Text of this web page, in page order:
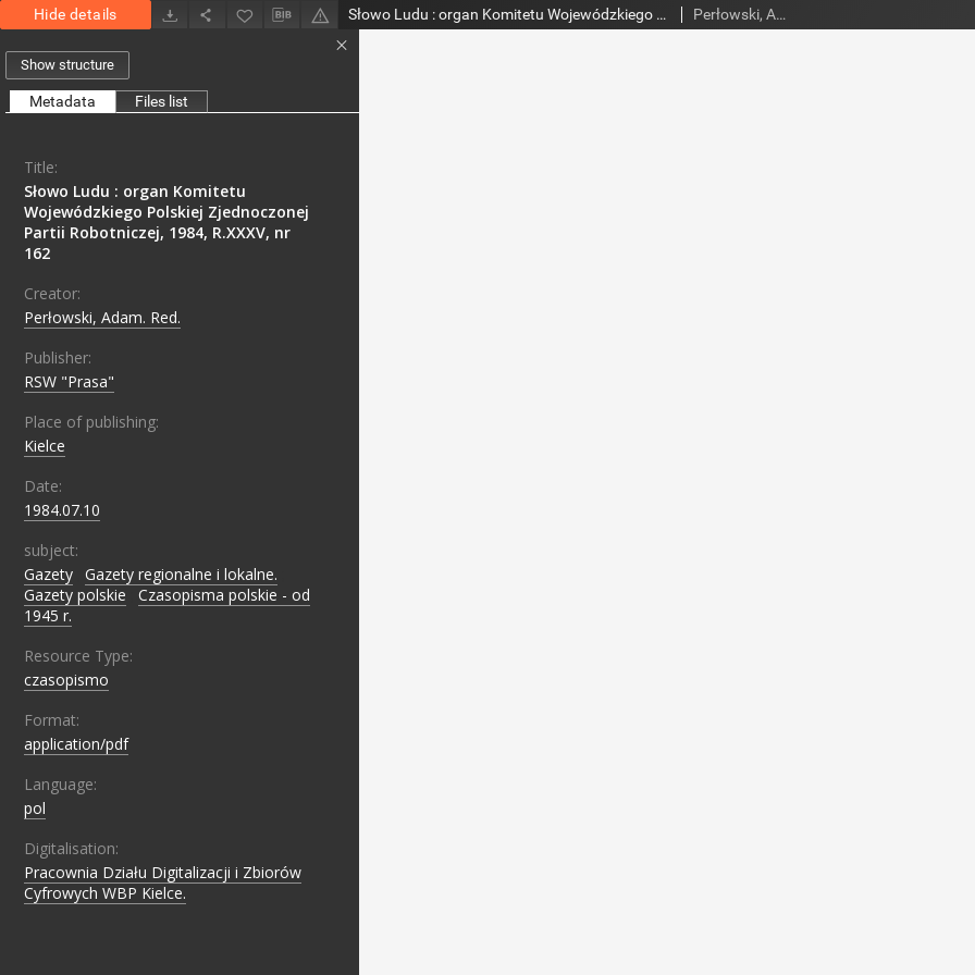
Hide details Słowo Ludu : organ Komitetu Wojewódzkiego Polskiej Zjednoczonej Partii Robotniczej, 1984, R.XXXV, nr 162 Perłowski, Adam. Red.
Show structure
Metadata Files list
Title:
Słowo Ludu : organ Komitetu
Wojewódzkiego Polskiej Zjednoczonej
Partii Robotniczej, 1984, R.XXXV, nr
162
Creator:
Perłowski, Adam. Red.
Publisher:
RSW "Prasa"
Place of publishing:
Kielce
Date:
1984.07.10
subject:
Gazety Gazety regionalne i lokalne.
Gazety polskie
Czasopisma polskie - od
1945 r.
Resource Type:
czasopismo
Format:
application/pdf
Language:
pol
Digitalisation:
Pracownia Działu Digitalizacji i Zbiorów
Cyfrowych WBP Kielce.